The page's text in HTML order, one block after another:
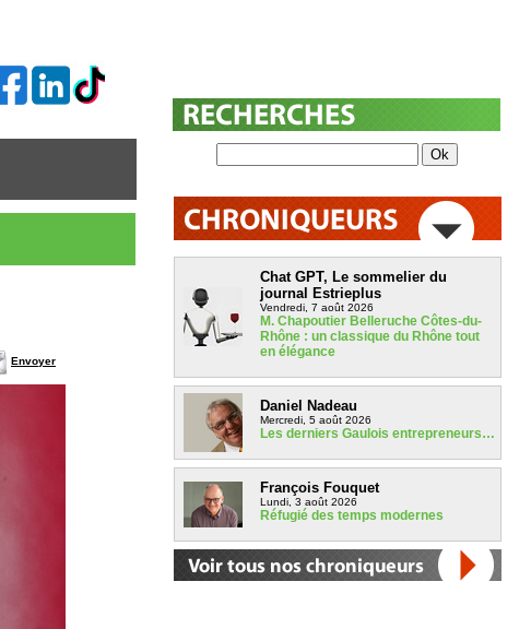
Envoyer
Chat GPT, Le sommelier du
journal Estrieplus
Vendredi, 7 août 2026
M. Chapoutier Belleruche Côtes-du-
Rhône : un classique du Rhône tout
en élégance
Daniel Nadeau
Mercredi, 5 août 2026
Les derniers Gaulois entrepreneurs…
François Fouquet
Lundi, 3 août 2026
Réfugié des temps modernes